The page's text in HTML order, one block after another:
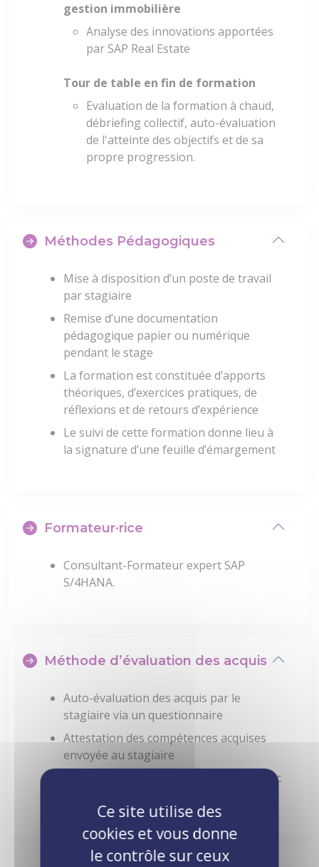
gestion immobilière
Analyse des innovations apportées
par SAP Real Estate
Tour de table en fin de formation
Evaluation de la formation à chaud,
débriefing collectif, auto-évaluation
de l'atteinte des objectifs et de sa
propre progression.
Méthodes Pédagogiques
Mise à disposition d’un poste de travail
par stagiaire
Remise d’une documentation
pédagogique papier ou numérique
pendant le stage
La formation est constituée d’apports
théoriques, d’exercices pratiques, de
réflexions et de retours d’expérience
Le suivi de cette formation donne lieu à
la signature d’une feuille d’émargement
Formateur·rice
Consultant-Formateur expert SAP
S/4HANA.
Méthode d’évaluation des acquis
Auto-évaluation des acquis par le
stagiaire via un questionnaire
Attestation des compétences acquises
envoyée au stagiaire
Attestation de fin de stage adressée avec
Ce site utilise des
cookies et vous donne
le contrôle sur ceux